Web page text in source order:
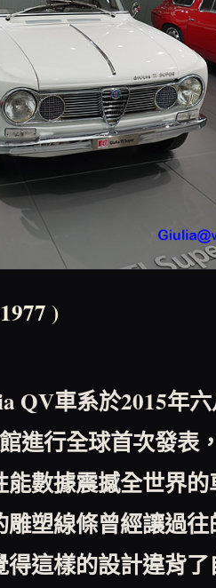
)
QV車系於2015年
進行全球首次發表
數據震撼全世界
塑線條曾經讓過往
這樣的設計違背了